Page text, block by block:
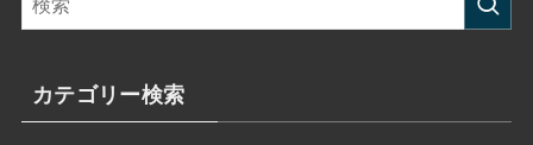
カテゴリー検索